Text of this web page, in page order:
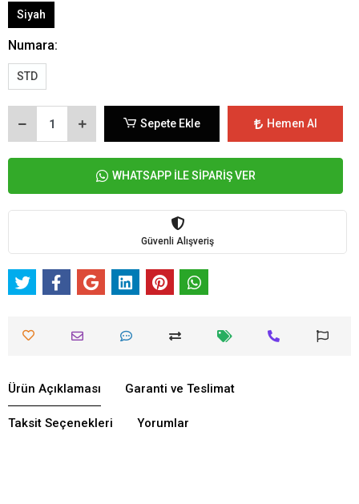
Siyah
Numara:
STD
Sepete Ekle Hemen Al
WHATSAPP İLE SİPARİŞ VER
Güvenli Alışveriş
Ürün Açıklaması Garanti ve Teslimat
Taksit Seçenekleri Yorumlar